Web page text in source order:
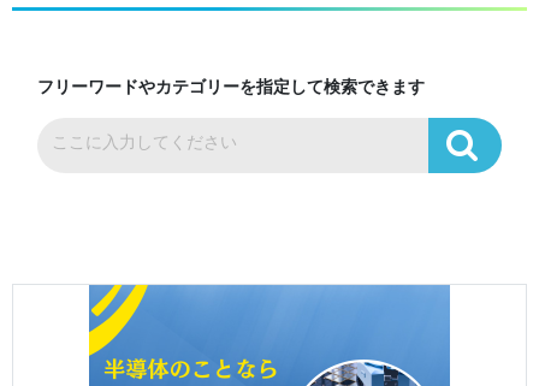
フリーワードやカテゴリーを指定して検索できます